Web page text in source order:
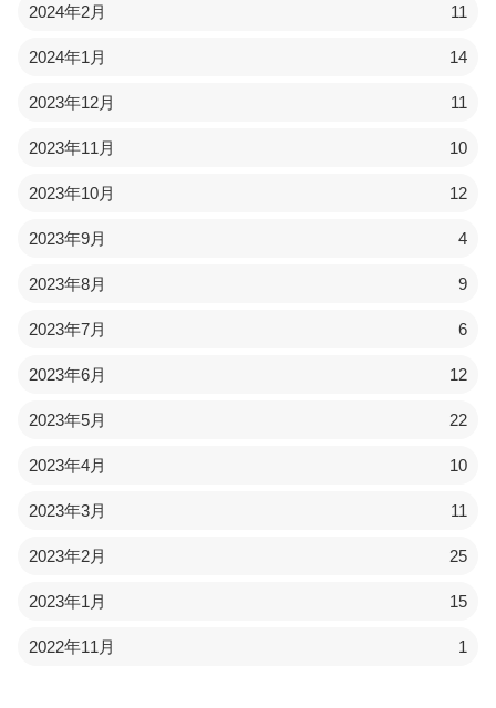
2024年2月 11
2024年1月 14
2023年12月 11
2023年11月 10
2023年10月 12
2023年9月 4
2023年8月 9
2023年7月 6
2023年6月 12
2023年5月 22
2023年4月 10
2023年3月 11
2023年2月 25
2023年1月 15
2022年11月 1